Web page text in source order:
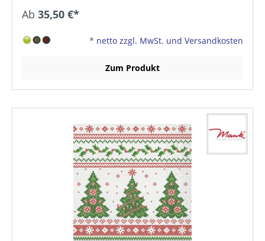
Ab 35,50 €*
* netto zzgl. MwSt. und Versandkosten
Zum Produkt